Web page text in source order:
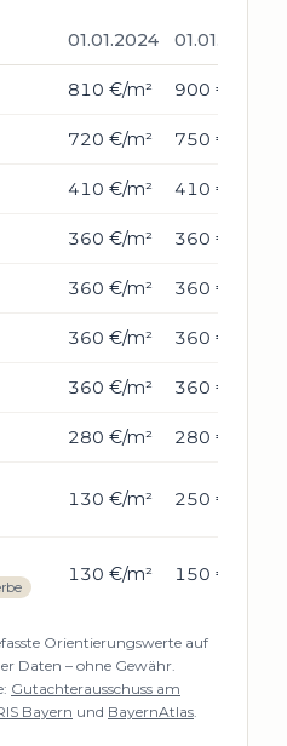
01.01.2024 01.01.2026
810 €/m² 900 €/m²
720 €/m² 750 €/m²
410 €/m² 410 €/m²
360 €/m² 360 €/m²
360 €/m² 360 €/m²
360 €/m² 360 €/m²
360 €/m² 360 €/m²
280 €/m² 280 €/m²
130 €/m² 250 €/m²
130 €/m² 150 €/m²
Orientierungswerte auf
Daten – ohne Gewähr.
Gutachterausschuss am
Bayern und BayernAtlas.